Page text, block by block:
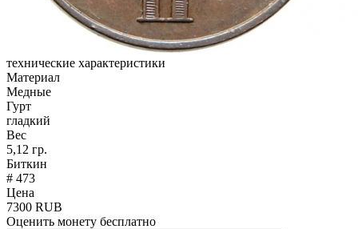
технические характеристики
Материал
Медные
Гурт
гладкий
Вес
5,12 гр.
Биткин
# 473
Цена
7300 RUB
Оценить монету бесплатно